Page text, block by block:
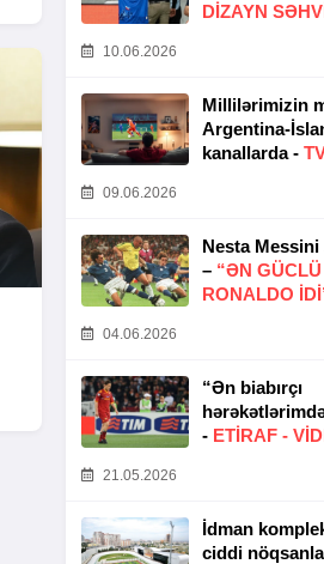
DIZAYN
10.06.2026
Millilərimizin
Argentina-
kanallarda -
09.06.2026
Nesta
– “ƏN GÜCLÜ
RONALDO
04.06.2026
“Ən biabırçı
- ETIRAF -
21.05.2026
İdman
ciddi